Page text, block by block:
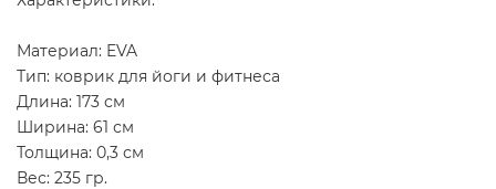
Материал: EVA
Тип: коврик для йоги и фитнеса
Длина: 173 см
Ширина: 61 см
Толщина: 0,3 см
Вес: 235 гр.